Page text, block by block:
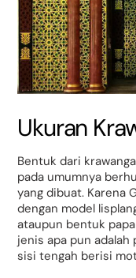
Ukuran
Bentuk dari
pada umumnya
yang dibuat. Karena
dengan model
ataupun bentuk
jenis apa pun adalah
sisi tengah berisi